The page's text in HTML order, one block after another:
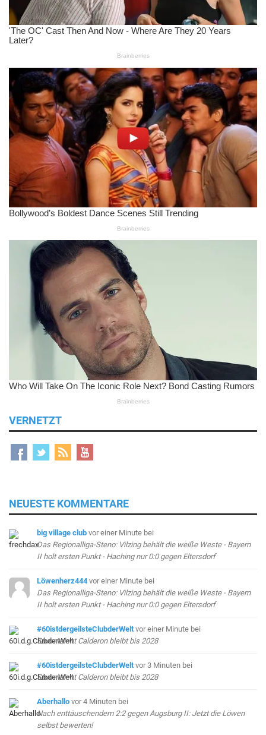
VERNETZT
NEUESTE KOMMENTARE
big village club vor einer Minute bei
Das Regionalliga-Steno: Vilzing behält die weiße Weste - Bayern
II holt ersten Punkt - Haching nur 0:0 gegen Eltersdorf
Löwenherz444 vor einer Minute bei
Das Regionalliga-Steno: Vilzing behält die weiße Weste - Bayern
II holt ersten Punkt - Haching nur 0:0 gegen Eltersdorf
#60istdergeilsteClubderWelt vor einer Minute bei
Sturmtalent Calderon bleibt bis 2028
#60istdergeilsteClubderWelt vor 3 Minuten bei
Sturmtalent Calderon bleibt bis 2028
Aberhallo vor 4 Minuten bei
Nach enttäuschendem 2:2 gegen Augsburg II: Jetzt die Löwen
selbst bewerten!